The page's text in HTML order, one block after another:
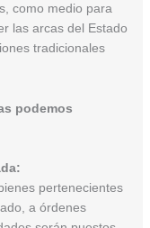
como medio para
las arcas del Estado
tradicionales
podemos
pertenecientes
a órdenes